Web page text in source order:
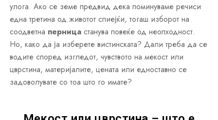
улога. Ако се земе предвид дека поминуваме речиси
една третина од животот спиејќи, тогаш изборот на
соодветна перница станува повеќе од неопходност.
Но, како да ја изберете вистинската? Дали треба да се
водите според изгледот, чувството на мекост или
цврстина, материјалите, цената или едноставно се
задоволувате со тоа што го имате?